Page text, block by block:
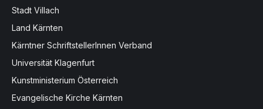
Stadt Villach
Land Kärnten
Kärntner SchriftstellerInnen Verband
Universität Klagenfurt
Kunstministerium Österreich
Evangelische Kirche Kärnten